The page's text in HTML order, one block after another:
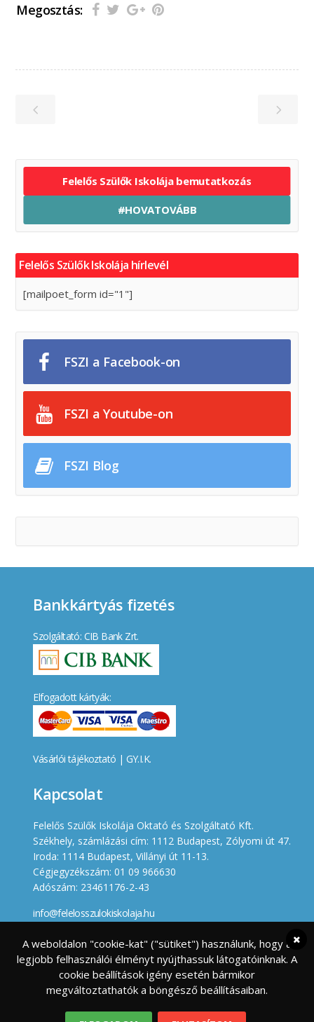
Megosztás:
Felelős Szülők Iskolája bemutatkozás
#HOVATOVÁBB
Felelős Szülők Iskolája hírlevél
[mailpoet_form id="1"]
FSZI a Facebook-on
FSZI a Youtube-on
FSZI Blog
Bankkártyás fizetés
Szolgáltató: CIB Bank Zrt.
Elfogadott kártyák:
Vásárlói tájékoztató | GY.I.K.
Kapcsolat
Felelős Szülők Iskolája Oktató és Szolgáltató Kft.
Székhely, számlázási cím: 1112 Budapest, Zólyomi út 47.
Iroda: 1114 Budapest, Villányi út 11-13.
Cégjegyzékszám: 01 09 966630
Adószám: 23461176-2-43
info@felelosszulokiskolaja.hu
A weboldalon "cookie-kat" ("sütiket") használunk, hogy a
legjobb felhasználói élményt nyújthassuk látogatóinknak. A
cookie beállítások igény esetén bármikor
megváltoztathatók a böngésző beállításaiban.